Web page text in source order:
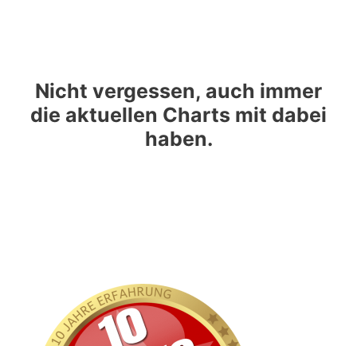
Nicht vergessen, auch immer
die aktuellen Charts mit dabei
haben.